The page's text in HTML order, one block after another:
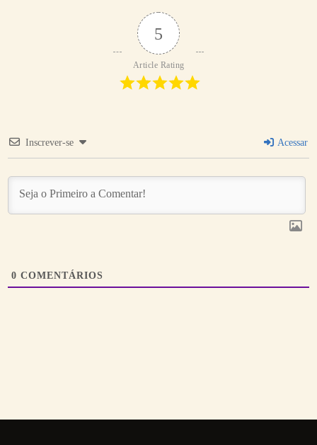
5
Article Rating
Inscrever-se Acessar
0 COMENTÁRIOS